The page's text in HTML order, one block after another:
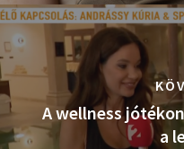
A wellness
a